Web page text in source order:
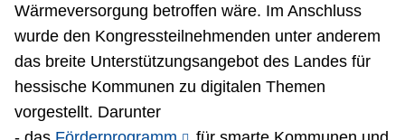
Wärmeversorgung betroffen wäre. Im Anschluss
wurde den Kongressteilnehmenden unter anderem
das breite Unterstützungsangebot des Landes für
hessische Kommunen zu digitalen Themen
vorgestellt. Darunter